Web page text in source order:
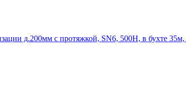
д.200мм с протяжкой, SN6, 500Н, в бухте